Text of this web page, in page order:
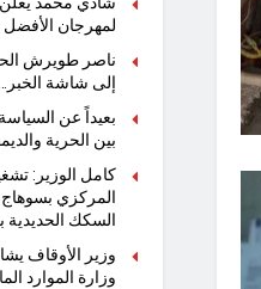
لمهرجان الأفضل
ناصر طويرش
إلى شاشة الخبر…
بعيداً عن
بين الحرية
كامل الوزير:
المركزي
السكك الحديدية
وزير الأوقاف
وزارة الموارد